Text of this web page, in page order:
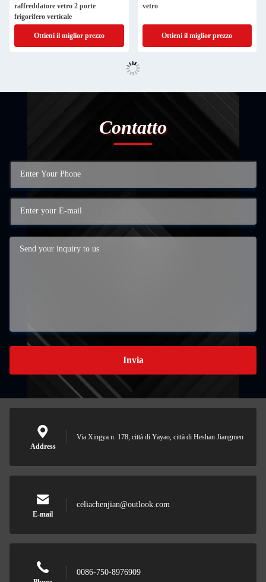
raffreddatore vetro 2 porte
frigorifero verticale
Ottieni il miglior prezzo
vetro
Ottieni il miglior prezzo
Contatto
Invia
Address
Via Xingya n. 178, città di Yayao, città di Heshan Jiangmen
E-mail
celiachenjian@outlook.com
0086-750-8976909